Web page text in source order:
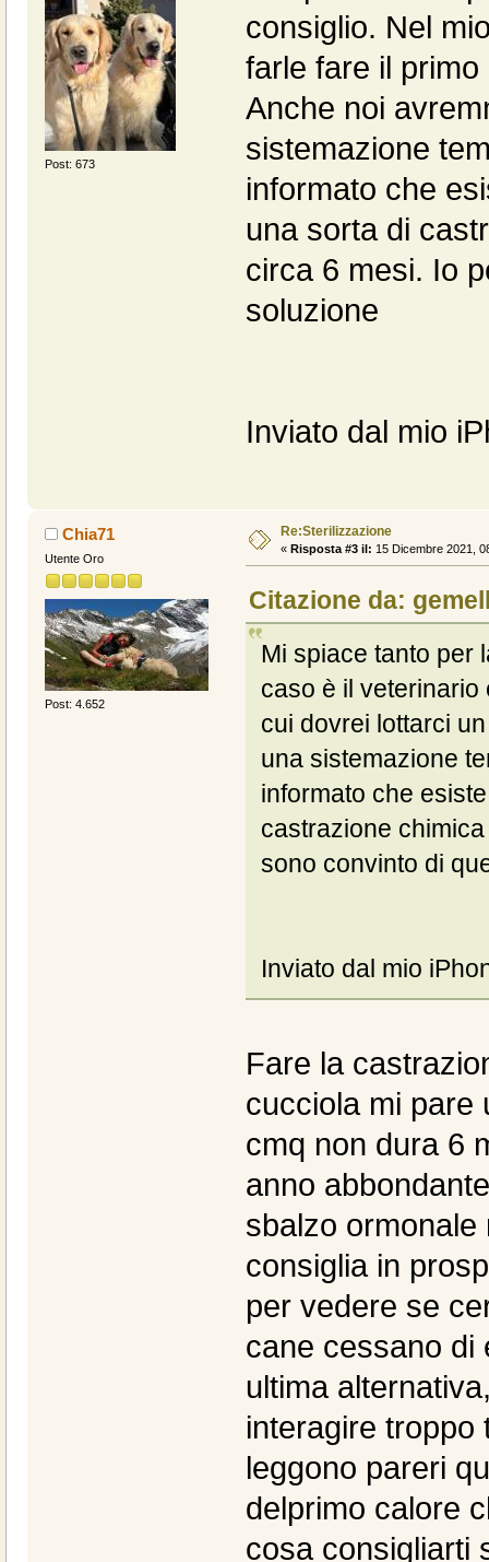
Post: 673
consiglio. Nel
farle fare il primo
Anche noi
sistemazione
informato che
una sorta di
circa 6 mesi. Io
soluzione
Inviato dal mio
Chia71
Utente Oro
Post: 4.652
Re:Sterilizzazione
« Risposta #3 il: 15 Dicembre 2021,
Citazione da:
Mi spiace tanto per
caso è il
cui dovrei lottarci
una sistemazione
informato che
castrazione
sono convinto di
Inviato dal mio
Fare la
cucciola mi pare
cmq non dura 6
anno
sbalzo ormonale
consiglia in
per vedere se
cane cessano di
ultima
interagire troppo
leggono pareri
delprimo calore
cosa consigliarti